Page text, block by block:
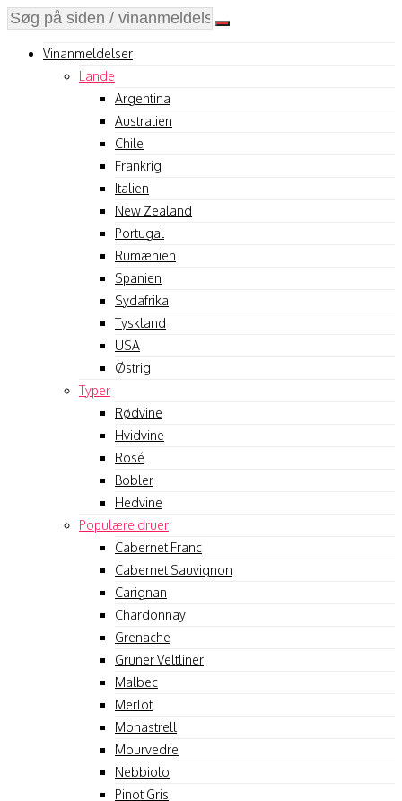
Vinanmeldelser
Lande
Argentina
Australien
Chile
Frankrig
Italien
New Zealand
Portugal
Rumænien
Spanien
Sydafrika
Tyskland
USA
Østrig
Typer
Rødvine
Hvidvine
Rosé
Bobler
Hedvine
Populære druer
Cabernet Franc
Cabernet Sauvignon
Carignan
Chardonnay
Grenache
Grüner Veltliner
Malbec
Merlot
Monastrell
Mourvedre
Nebbiolo
Pinot Gris